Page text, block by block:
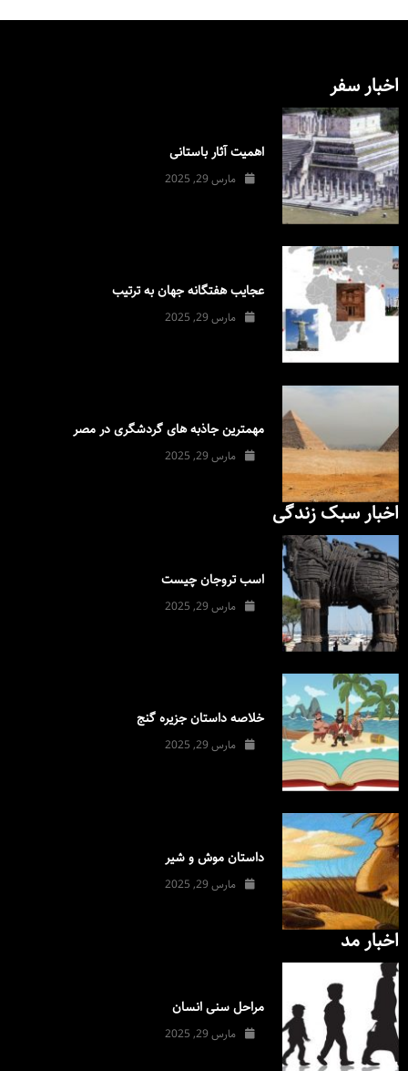
اخبار سفر
اهمیت آثار باستانی
مارس 29, 2025
عجایب هفتگانه جهان به ترتیب
مارس 29, 2025
مهمترین جاذبه های گردشگری در مصر
مارس 29, 2025
اخبار سبک زندگی
اسب تروجان چیست
مارس 29, 2025
خلاصه داستان جزیره گنج
مارس 29, 2025
داستان موش و شیر
مارس 29, 2025
اخبار مد
مراحل سنی انسان
مارس 29, 2025